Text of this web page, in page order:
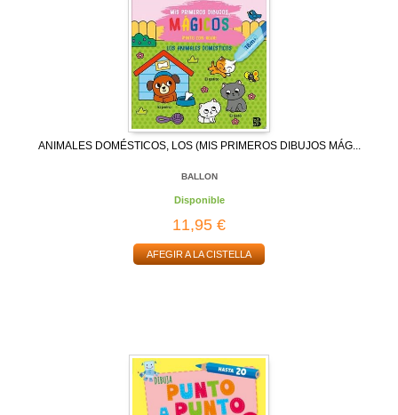
ANIMALES DOMÉSTICOS, LOS (MIS PRIMEROS DIBUJOS MÁG...
BALLON
Disponible
11,95 €
AFEGIR A LA CISTELLA